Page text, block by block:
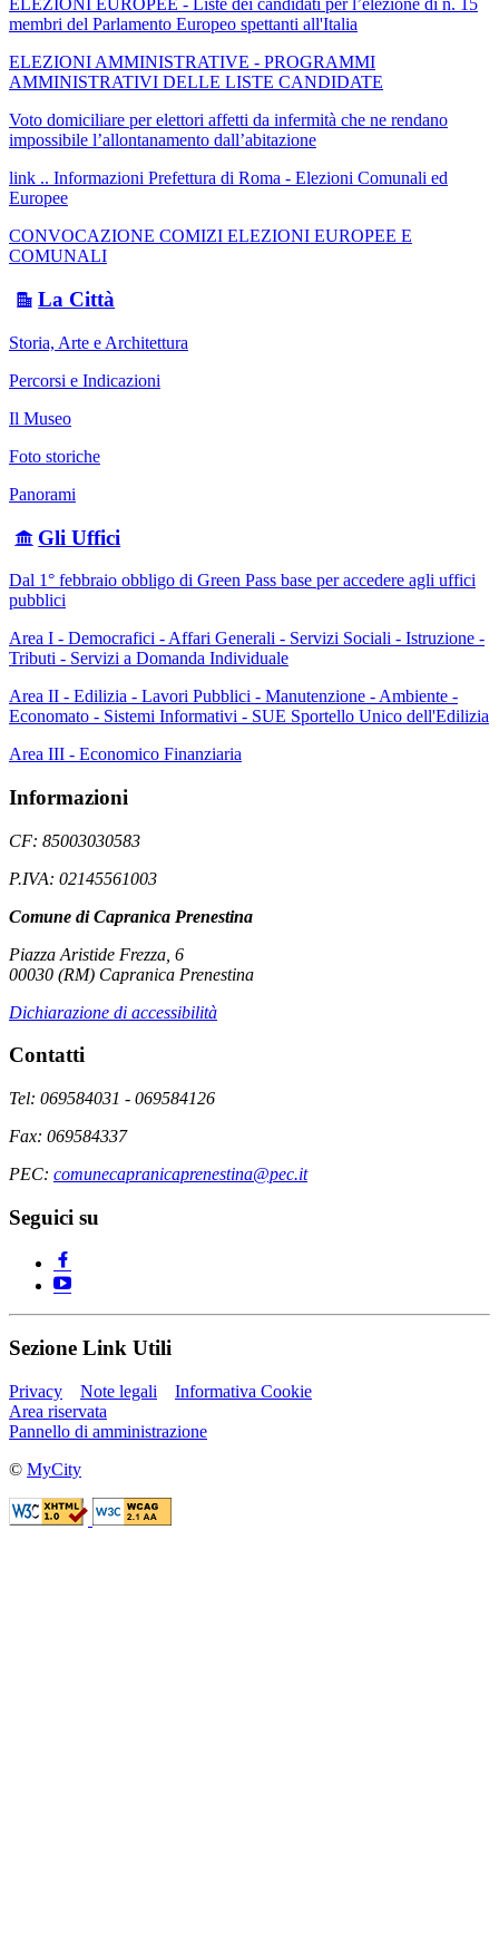
ELEZIONI EUROPEE - Liste dei candidati per l’elezione di n. 15
membri del Parlamento Europeo spettanti all'Italia
ELEZIONI AMMINISTRATIVE - PROGRAMMI
AMMINISTRATIVI DELLE LISTE CANDIDATE
Voto domiciliare per elettori affetti da infermità che ne rendano
impossibile l’allontanamento dall’abitazione
link .. Informazioni Prefettura di Roma - Elezioni Comunali ed
Europee
CONVOCAZIONE COMIZI ELEZIONI EUROPEE E
COMUNALI
La Città
Storia, Arte e Architettura
Percorsi e Indicazioni
Il Museo
Foto storiche
Panorami
Gli Uffici
Dal 1° febbraio obbligo di Green Pass base per accedere agli uffici
pubblici
Area I - Democrafici - Affari Generali - Servizi Sociali - Istruzione -
Tributi - Servizi a Domanda Individuale
Area II - Edilizia - Lavori Pubblici - Manutenzione - Ambiente -
Economato - Sistemi Informativi - SUE Sportello Unico dell'Edilizia
Area III - Economico Finanziaria
Informazioni
CF: 85003030583
P.IVA: 02145561003
Comune di Capranica Prenestina
Piazza Aristide Frezza, 6
00030 (RM) Capranica Prenestina
Dichiarazione di accessibilità
Contatti
Tel: 069584031 - 069584126
Fax: 069584337
PEC: comunecapranicaprenestina@pec.it
Seguici su
Sezione Link Utili
Privacy Note legali
Informativa Cookie
Area riservata
Pannello di amministrazione
© MyCity